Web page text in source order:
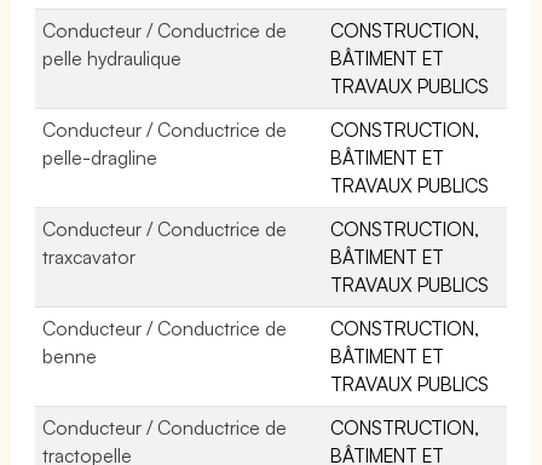
Conducteur / Conductrice de
pelle hydraulique
CONSTRUCTION,
BÂTIMENT ET
TRAVAUX PUBLICS
Conducteur / Conductrice de
pelle-dragline
CONSTRUCTION,
BÂTIMENT ET
TRAVAUX PUBLICS
Conducteur / Conductrice de
traxcavator
CONSTRUCTION,
BÂTIMENT ET
TRAVAUX PUBLICS
Conducteur / Conductrice de
benne
CONSTRUCTION,
BÂTIMENT ET
TRAVAUX PUBLICS
Conducteur / Conductrice de
tractopelle
CONSTRUCTION,
BÂTIMENT ET